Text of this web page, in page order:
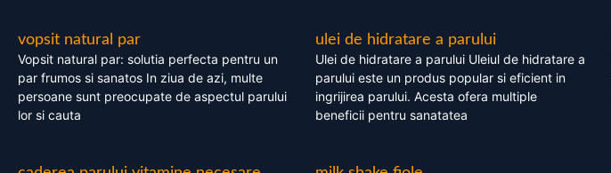
vopsit natural par
Vopsit natural par: solutia perfecta pentru un
par frumos si sanatos In ziua de azi, multe
persoane sunt preocupate de aspectul parului
lor si cauta
ulei de hidratare a parului
Ulei de hidratare a parului Uleiul de hidratare a
parului este un produs popular si eficient in
ingrijirea parului. Acesta ofera multiple
beneficii pentru sanatatea